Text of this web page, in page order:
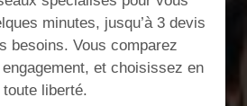
minutes, jusqu’à 3 devis
besoins. Vous comparez
et choisissez en
toute liberté.